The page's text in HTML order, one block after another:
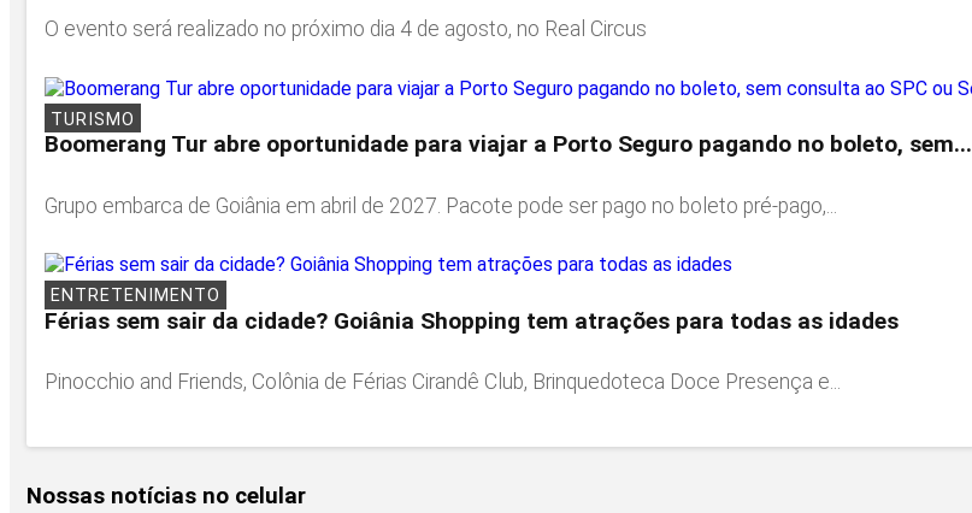
O evento será realizado no próximo dia 4 de agosto, no Real Circus
TURISMO
Boomerang Tur abre oportunidade para viajar a Porto Seguro pagando no boleto, sem...
Grupo embarca de Goiânia em abril de 2027. Pacote pode ser pago no boleto pré-pago,...
ENTRETENIMENTO
Férias sem sair da cidade? Goiânia Shopping tem atrações para todas as idades
Pinocchio and Friends, Colônia de Férias Cirandê Club, Brinquedoteca Doce Presença e...
Nossas notícias no celular